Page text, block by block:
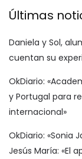
Últimas
Daniela y Sol,
cuentan su
OkDiario:
y Portugal para
internacional»
OkDiario: «Sonia
Jesús María: «El